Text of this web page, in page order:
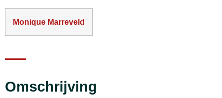
Monique Marreveld
Omschrijving